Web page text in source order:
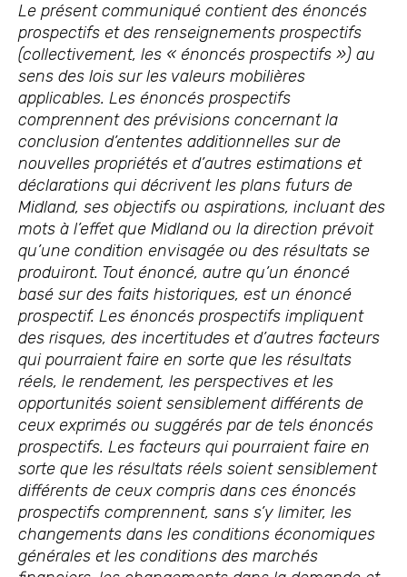
Le présent communiqué contient des énoncés
prospectifs et des renseignements prospectifs
(collectivement, les « énoncés prospectifs ») au
sens des lois sur les valeurs mobilières
applicables. Les énoncés prospectifs
comprennent des prévisions concernant la
conclusion d’ententes additionnelles sur de
nouvelles propriétés et d’autres estimations et
déclarations qui décrivent les plans futurs de
Midland, ses objectifs ou aspirations, incluant des
mots à l’effet que Midland ou la direction prévoit
qu’une condition envisagée ou des résultats se
produiront. Tout énoncé, autre qu’un énoncé
basé sur des faits historiques, est un énoncé
prospectif. Les énoncés prospectifs impliquent
des risques, des incertitudes et d’autres facteurs
qui pourraient faire en sorte que les résultats
réels, le rendement, les perspectives et les
opportunités soient sensiblement différents de
ceux exprimés ou suggérés par de tels énoncés
prospectifs. Les facteurs qui pourraient faire en
sorte que les résultats réels soient sensiblement
différents de ceux compris dans ces énoncés
prospectifs comprennent, sans s’y limiter, les
changements dans les conditions économiques
générales et les conditions des marchés